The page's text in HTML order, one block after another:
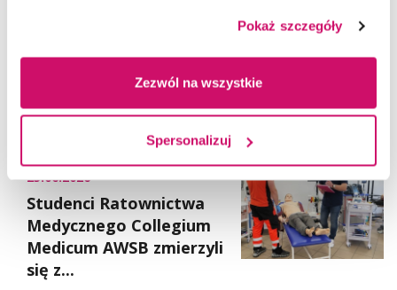
Pokaż szczegóły
Zezwól na wszystkie
Spersonalizuj
dyplomowych
25.06.2026
Studenci Ratownictwa
Medycznego Collegium
Medicum AWSB zmierzyli
się z...